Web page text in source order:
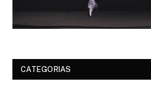
CATEGORIAS